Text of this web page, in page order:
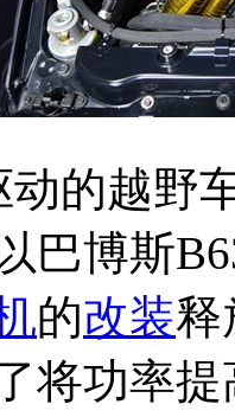
越野车
巴博斯
的改装释
将功率